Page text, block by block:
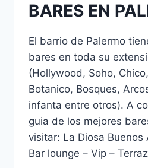
BARES EN
El barrio de Palermo
bares en toda su
(Hollywood, Soho,
Botanico, Bosques,
infanta entre otros). A
guia de los mejores
visitar: La Diosa Buenos
Bar lounge – Vip –